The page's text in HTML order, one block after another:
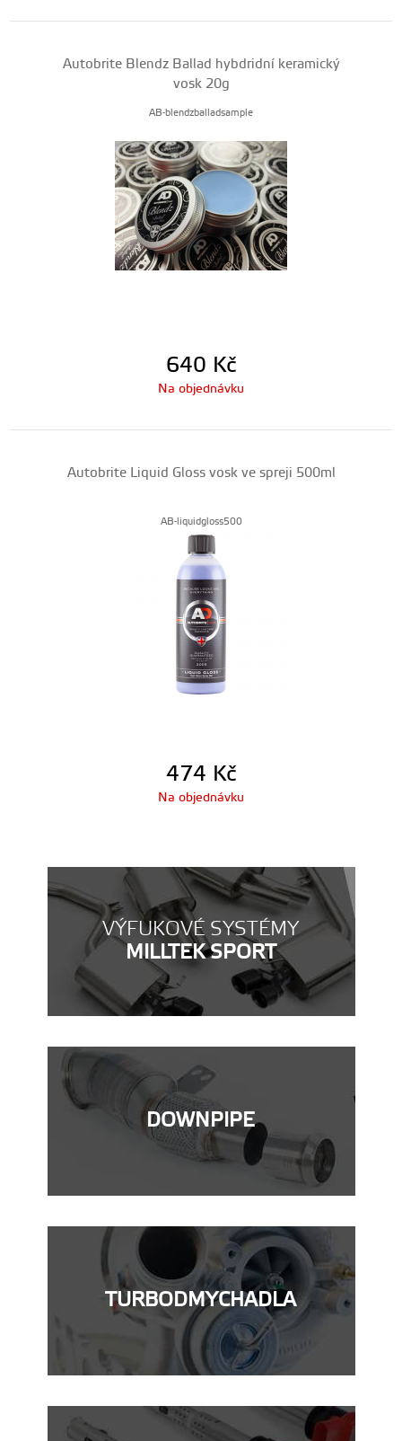
Autobrite Blendz Ballad hybdridní keramický
vosk 20g
AB-blendzballadsample
640 Kč
Na objednávku
Autobrite Liquid Gloss vosk ve spreji 500ml
AB-liquidgloss500
474 Kč
Na objednávku
VÝFUKOVÉ SYSTÉMY
MILLTEK SPORT
DOWNPIPE
TURBODMYCHADLA